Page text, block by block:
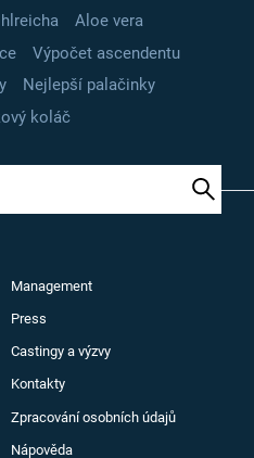
Aloe vera
Výpočet ascendentu
Nejlepší palačinky
koláč
Management
Press
Castingy a výzvy
Kontakty
Zpracování osobních údajů
Nápověda